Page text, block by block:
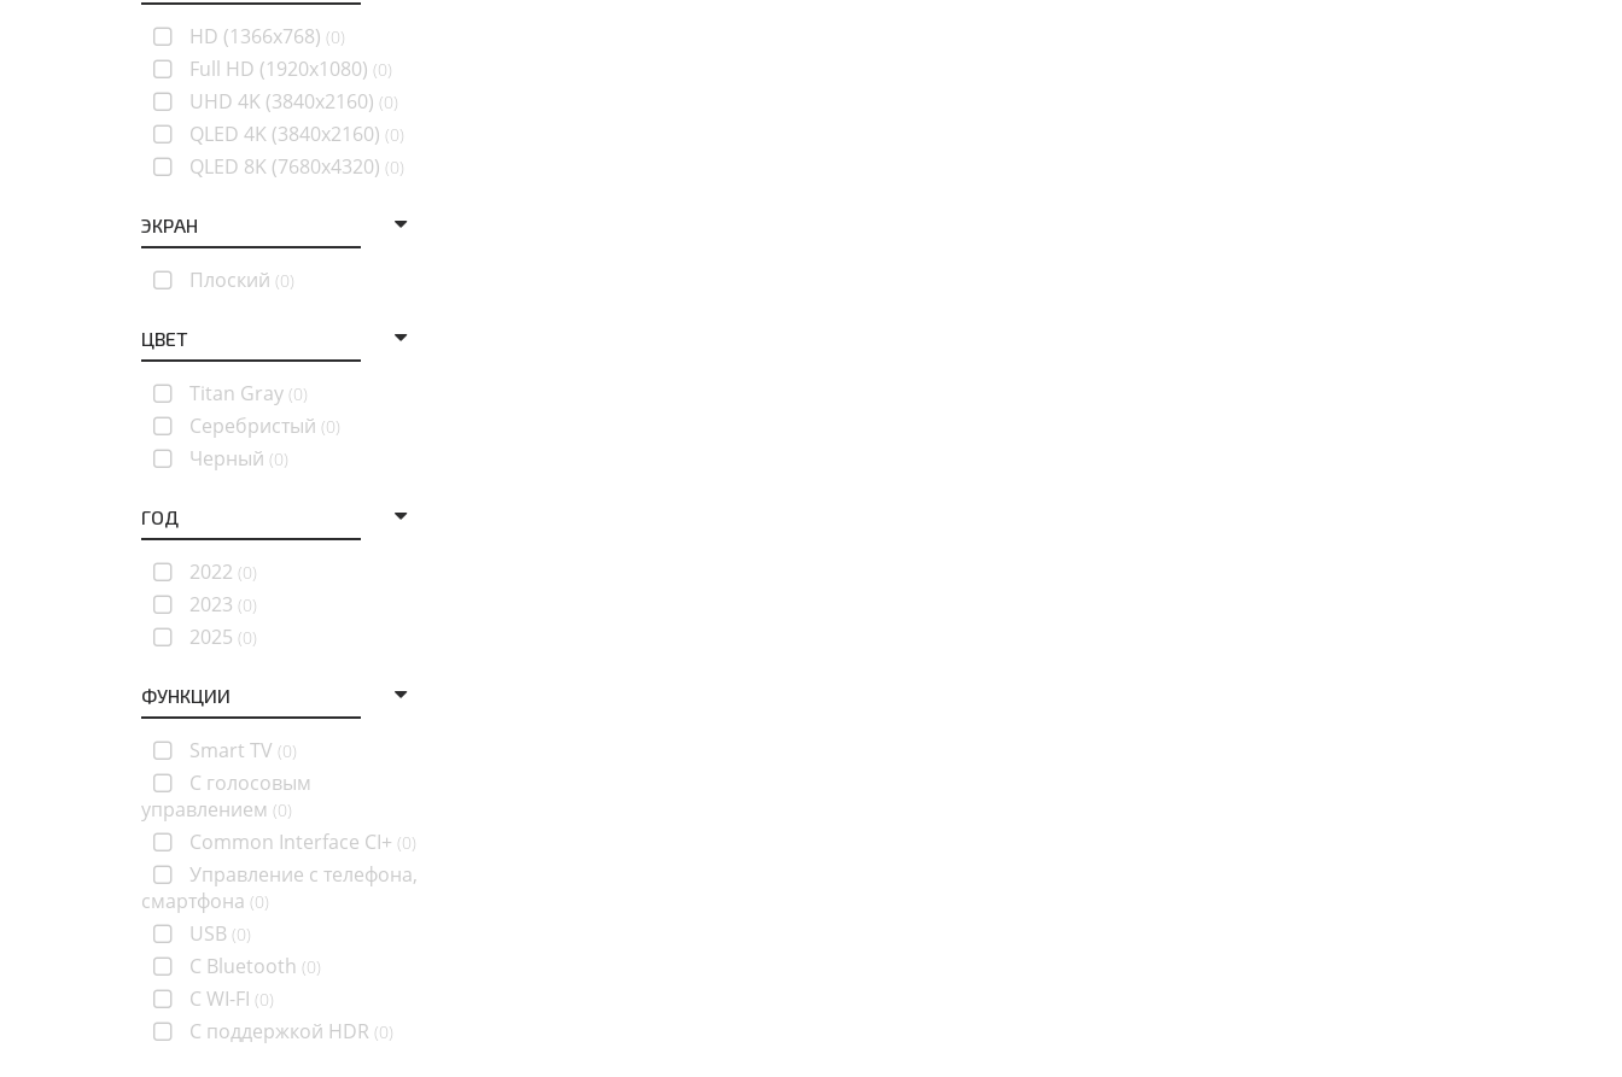
HD (1366x768) (0)
Full HD (1920x1080) (0)
UHD 4K (3840x2160) (0)
QLED 4K (3840x2160) (0)
QLED 8K (7680x4320) (0)
ЭКРАН
Плоский (0)
ЦВЕТ
Titan Gray (0)
Серебристый (0)
Черный (0)
ГОД
2022 (0)
2023 (0)
2025 (0)
ФУНКЦИИ
Smart TV (0)
C голосовым
управлением (0)
Common Interface CI+ (0)
Управление с телефона,
смартфона (0)
USB (0)
С Bluetooth (0)
С WI-FI (0)
С поддержкой HDR (0)